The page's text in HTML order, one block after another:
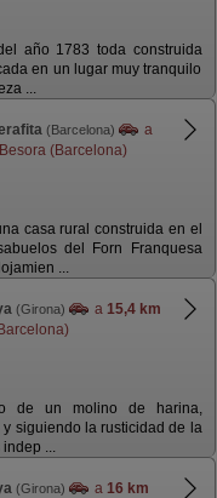
año 1783 toda construida
en un lugar muy tranquilo
...
(Barcelona)
a
(Barcelona)
casa rural construida en el
del Forn Franquesa
...
(Girona) a 15,4 km
de un molino de harina,
siguiendo la rusticidad de la
...
(Girona) a 16 km